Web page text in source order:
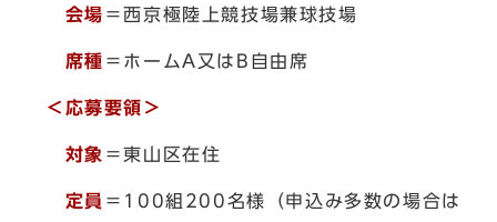
会場 ＝西京極陸上競技場兼球技場
席種 ＝ホームA又はB自由席
＜応募要領＞
対象 ＝東山区在住
定員 ＝100組200名様（申込み多数の場合は